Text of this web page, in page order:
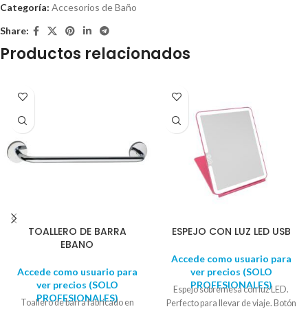
Categoría: Accesorios de Baño
Share:
Productos relacionados
TOALLERO DE BARRA
EBANO
Accede como usuario para
ver precios (SOLO
PROFESIONALES)
Toallero de barra fabricado en
ESPEJO CON LUZ LED USB
Accede como usuario para
ver precios (SOLO
PROFESIONALES)
Espejo sobremesa con luz LED.
Perfecto para llevar de viaje. Botón